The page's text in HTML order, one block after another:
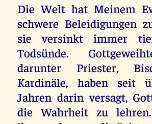
Die Welt hat Meinem
schwere Beleidigungen
sie versinkt immer
Todsünde.
darunter Priester,
Kardinäle, haben seit
Jahren darin versagt,
die Wahrheit zu